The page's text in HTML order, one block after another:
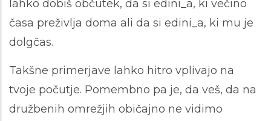
lahko dobiš občutek, da si edini_a, ki večino
časa preživlja doma ali da si edini_a, ki mu je
dolgčas.
Takšne primerjave lahko hitro vplivajo na
tvoje počutje. Pomembno pa je, da veš, da na
družbenih omrežjih običajno ne vidimo